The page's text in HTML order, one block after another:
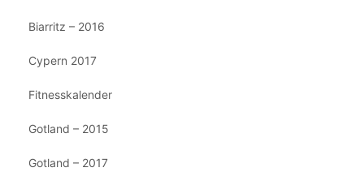
Biarritz – 2016
Cypern 2017
Fitnesskalender
Gotland – 2015
Gotland – 2017